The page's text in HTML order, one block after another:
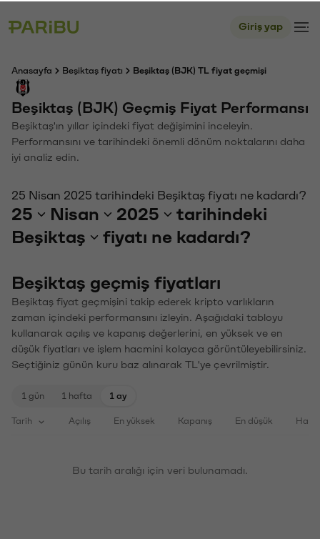
Giriş yap
Anasayfa Beşiktaş fiyatı Beşiktaş (BJK) TL fiyat geçmişi
Beşiktaş (BJK) Geçmiş Fiyat Performansı
Beşiktaş'ın yıllar içindeki fiyat değişimini inceleyin.
Performansını ve tarihindeki önemli dönüm noktalarını daha
iyi analiz edin.
25 Nisan 2025 tarihindeki Beşiktaş fiyatı ne kadardı?
25 Nisan 2025
tarihindeki
Beşiktaş
fiyatı ne kadardı?
Beşiktaş geçmiş fiyatları
Beşiktaş fiyat geçmişini takip ederek kripto varlıkların
zaman içindeki performansını izleyin. Aşağıdaki tabloyu
kullanarak açılış ve kapanış değerlerini, en yüksek ve en
düşük fiyatları ve işlem hacmini kolayca görüntüleyebilirsiniz.
Seçtiğiniz günün kuru baz alınarak TL'ye çevrilmiştir.
1 gün 1 hafta 1 ay
Tarih Açılış En yüksek Kapanış En düşük
Bu tarih aralığı için veri bulunamadı.